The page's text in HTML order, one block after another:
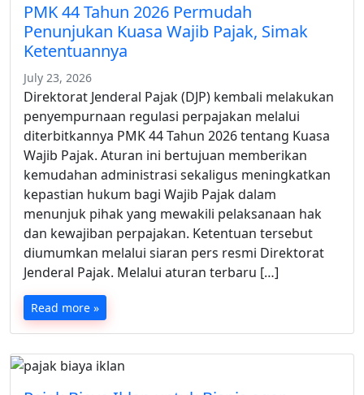
PMK 44 Tahun 2026 Permudah
Penunjukan Kuasa Wajib Pajak, Simak
Ketentuannya
July 23, 2026
Direktorat Jenderal Pajak (DJP) kembali melakukan
penyempurnaan regulasi perpajakan melalui
diterbitkannya PMK 44 Tahun 2026 tentang Kuasa
Wajib Pajak. Aturan ini bertujuan memberikan
kemudahan administrasi sekaligus meningkatkan
kepastian hukum bagi Wajib Pajak dalam
menunjuk pihak yang mewakili pelaksanaan hak
dan kewajiban perpajakan. Ketentuan tersebut
diumumkan melalui siaran pers resmi Direktorat
Jenderal Pajak. Melalui aturan terbaru […]
Read more »